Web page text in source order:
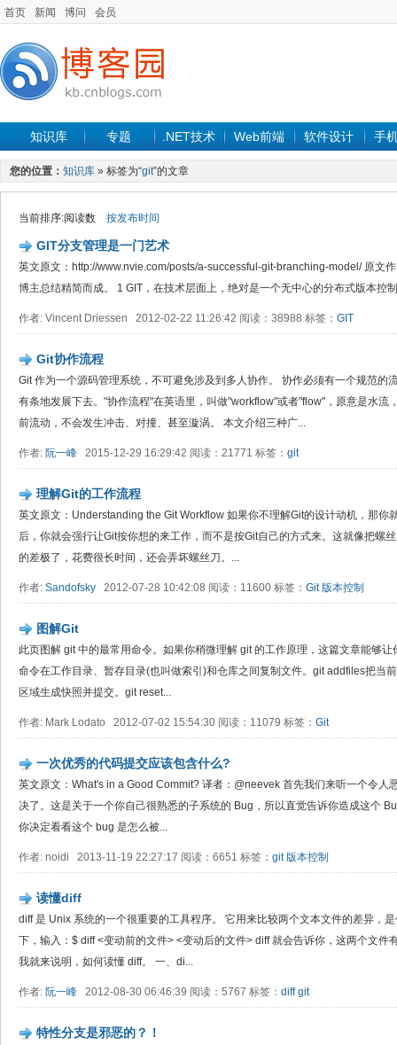
首页 新闻 博问 会员
知识库 专题 .NET技术 Web前端 软件设计 手
您的位置： 知识库 » 标签为“git”的文章
当前排序:阅读数 按发布时间
GIT分支管理是一门艺术
英文原文：http://www.nvie.com/posts/a-successful-git-branching-model/ 原文
博主总结精简而成。 1 GIT，在技术层面上，绝对是一个无中心的分布式版本控
作者: Vincent Driessen 2012-02-22 11:26:42 阅读：38988 标签： GIT
Git协作流程
Git 作为一个源码管理系统，不可避免涉及到多人协作。 协作必须有一个规范的
有条地发展下去。"协作流程"在英语里，叫做"workflow"或者"flow"，原意是水流
前流动，不会发生冲击、对撞、甚至漩涡。 本文介绍三种广...
作者: 阮一峰 2015-12-29 16:29:42 阅读：21771 标签： git
理解Git的工作流程
英文原文：Understanding the Git Workflow 如果你不理解Git的设计动机，那你
后，你就会强行让Git按你想的来工作，而不是按Git自己的方式来。这就像把螺
的差极了，花费很长时间，还会弄坏螺丝刀。...
作者: Sandofsky 2012-07-28 10:42:08 阅读：11600 标签： Git 版本控制
图解Git
此页图解 git 中的最常用命令。如果你稍微理解 git 的工作原理，这篇文章能够
命令在工作目录、暂存目录(也叫做索引)和仓库之间复制文件。git addfiles把当
区域生成快照并提交。git reset...
作者: Mark Lodato 2012-07-02 15:54:30 阅读：11079 标签： Git
一次优秀的代码提交应该包含什么?
英文原文：What's in a Good Commit? 译者：@neevek 首先我们来听一个令人
决了。这是关于一个你自己很熟悉的子系统的 Bug，所以直觉告诉你造成这个
你决定看看这个 bug 是怎么被...
作者: noidi 2013-11-19 22:27:17 阅读：6651 标签： git 版本控制
读懂diff
diff 是 Unix 系统的一个很重要的工具程序。 它用来比较两个文本文件的差异，
下，输入：$ diff <变动前的文件> <变动后的文件> diff 就会告诉你，这两个文件
我就来说明，如何读懂 diff。 一、di...
作者: 阮一峰 2012-08-30 06:46:39 阅读：5767 标签： diff git
特性分支是邪恶的？！